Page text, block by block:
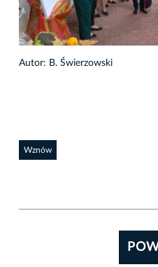
Autor: B. Świerzowski
Wznów